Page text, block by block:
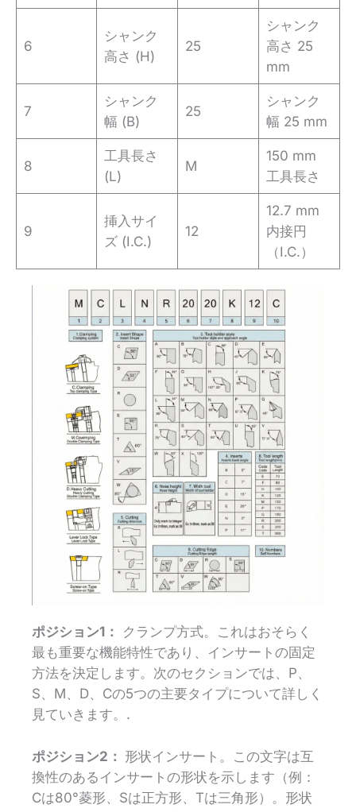
6
シャンク
高さ (H)
25
シャンク
高さ 25
mm
7
シャンク
幅 (B)
25
シャンク
幅 25 mm
8
工具長さ
(L)
M
150 mm
工具長さ
9
挿入サイ
ズ (I.C.)
12
12.7 mm
内接円
（I.C.）
ポジション1：
クランプ方式。これはおそらく
最も重要な機能特性であり、インサートの固定
方法を決定します。次のセクションでは、P、
S、M、D、Cの5つの主要タイプについて詳しく
見ていきます。.
ポジション2： 形状インサート。この文字は互
換性のあるインサートの形状を示します（例：
Cは80°菱形、Sは正方形、Tは三角形）。形状